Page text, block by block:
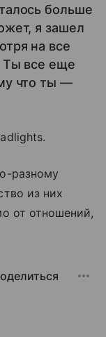
больше
я зашел
на все
Ты все еще
что ты —
разному
из них
от отношений,